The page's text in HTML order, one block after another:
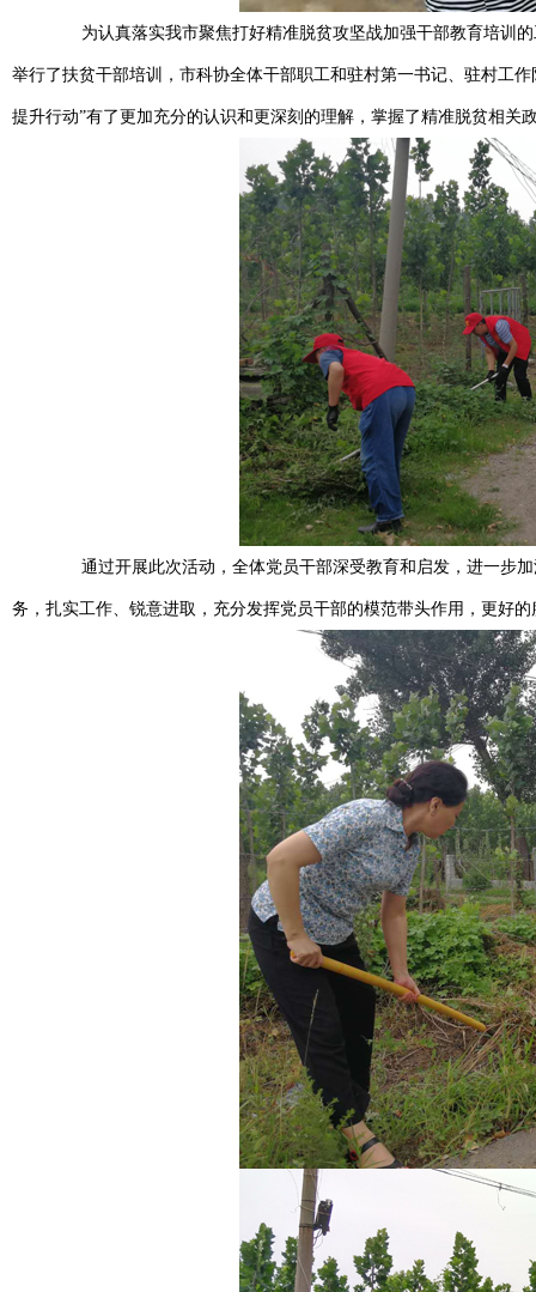
为认真落实我市聚焦打好精准脱贫攻坚战加强干部教育培训的
举行了扶贫干部培训，市科协全体干部职工和驻村第一书记、驻村工
提升行动”有了更加充分的认识和更深刻的理解，掌握了精准脱贫相关
通过开展此次活动，全体党员干部深受教育和启发，进一步加
务，扎实工作、锐意进取，充分发挥党员干部的模范带头作用，更好